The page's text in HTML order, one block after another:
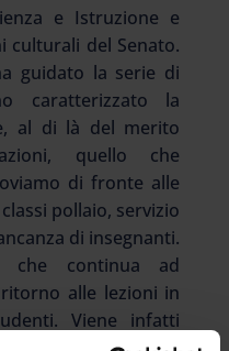
e Istruzione e
culturali del Senato.
guidato la serie di
caratterizzato la
al di là del merito
quello che
di fronte alle
pollaio, servizio
di insegnanti.
che continua ad
alle lezioni in
Viene infatti